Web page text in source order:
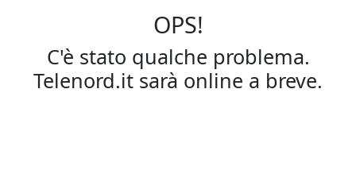
OPS!
C'è stato qualche problema.
Telenord.it sarà online a breve.